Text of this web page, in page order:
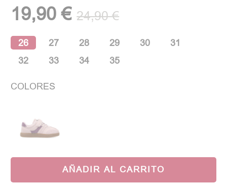
19,90 € 24,90 €
26 27 28 29 30
31
32
33 34 35
COLORES
AÑADIR AL CARRITO